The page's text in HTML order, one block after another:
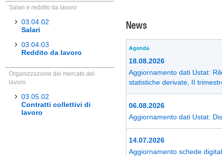
Salari e reddito da lavoro
03.04.02
Salari
03.04.03
Reddito da lavoro
Organizzazione del mercato del
lavoro
03.05.02
Contratti collettivi di
lavoro
News
Agenda
18.08.2026
Aggiornamento dati Ustat:
statistiche derivate, II
06.08.2026
Aggiornamento dati Ustat:
14.07.2026
Aggiornamento schede